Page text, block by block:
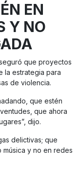
EN
Y NO
que proyectos
la estrategia para
de violencia.
que estén
que ahora
dijo.
delictivas; que
y no en redes